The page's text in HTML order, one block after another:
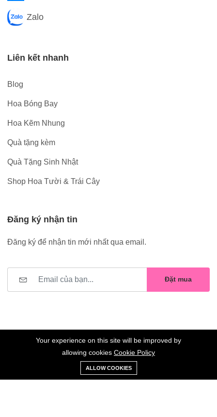
Zalo
Liên kết nhanh
Blog
Hoa Bóng Bay
Hoa Kẽm Nhung
Quà tặng kèm
Quà Tặng Sinh Nhật
Shop Hoa Tười & Trái Cây
Đăng ký nhận tin
Đăng ký để nhận tin mới nhất qua email.
Đặt mua
©2023 Hoa Nelly . All Rights Reserved.
0
Xe
đẩy
Danh sách
yêu thích
Your experience on this site will be improved by
allowing cookies Cookie Policy
ALLOW COOKIES